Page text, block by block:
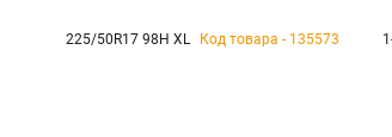
225/50R17 98H XL Код товара - 135573